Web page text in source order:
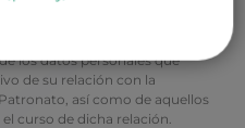
Avenida de Pio XII, 49 Loft 1,
los datos personales que
de su relación con la
así como de aquellos
curso de dicha relación.